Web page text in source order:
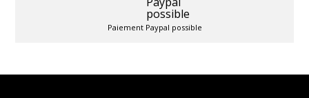
Paiement Paypal possible